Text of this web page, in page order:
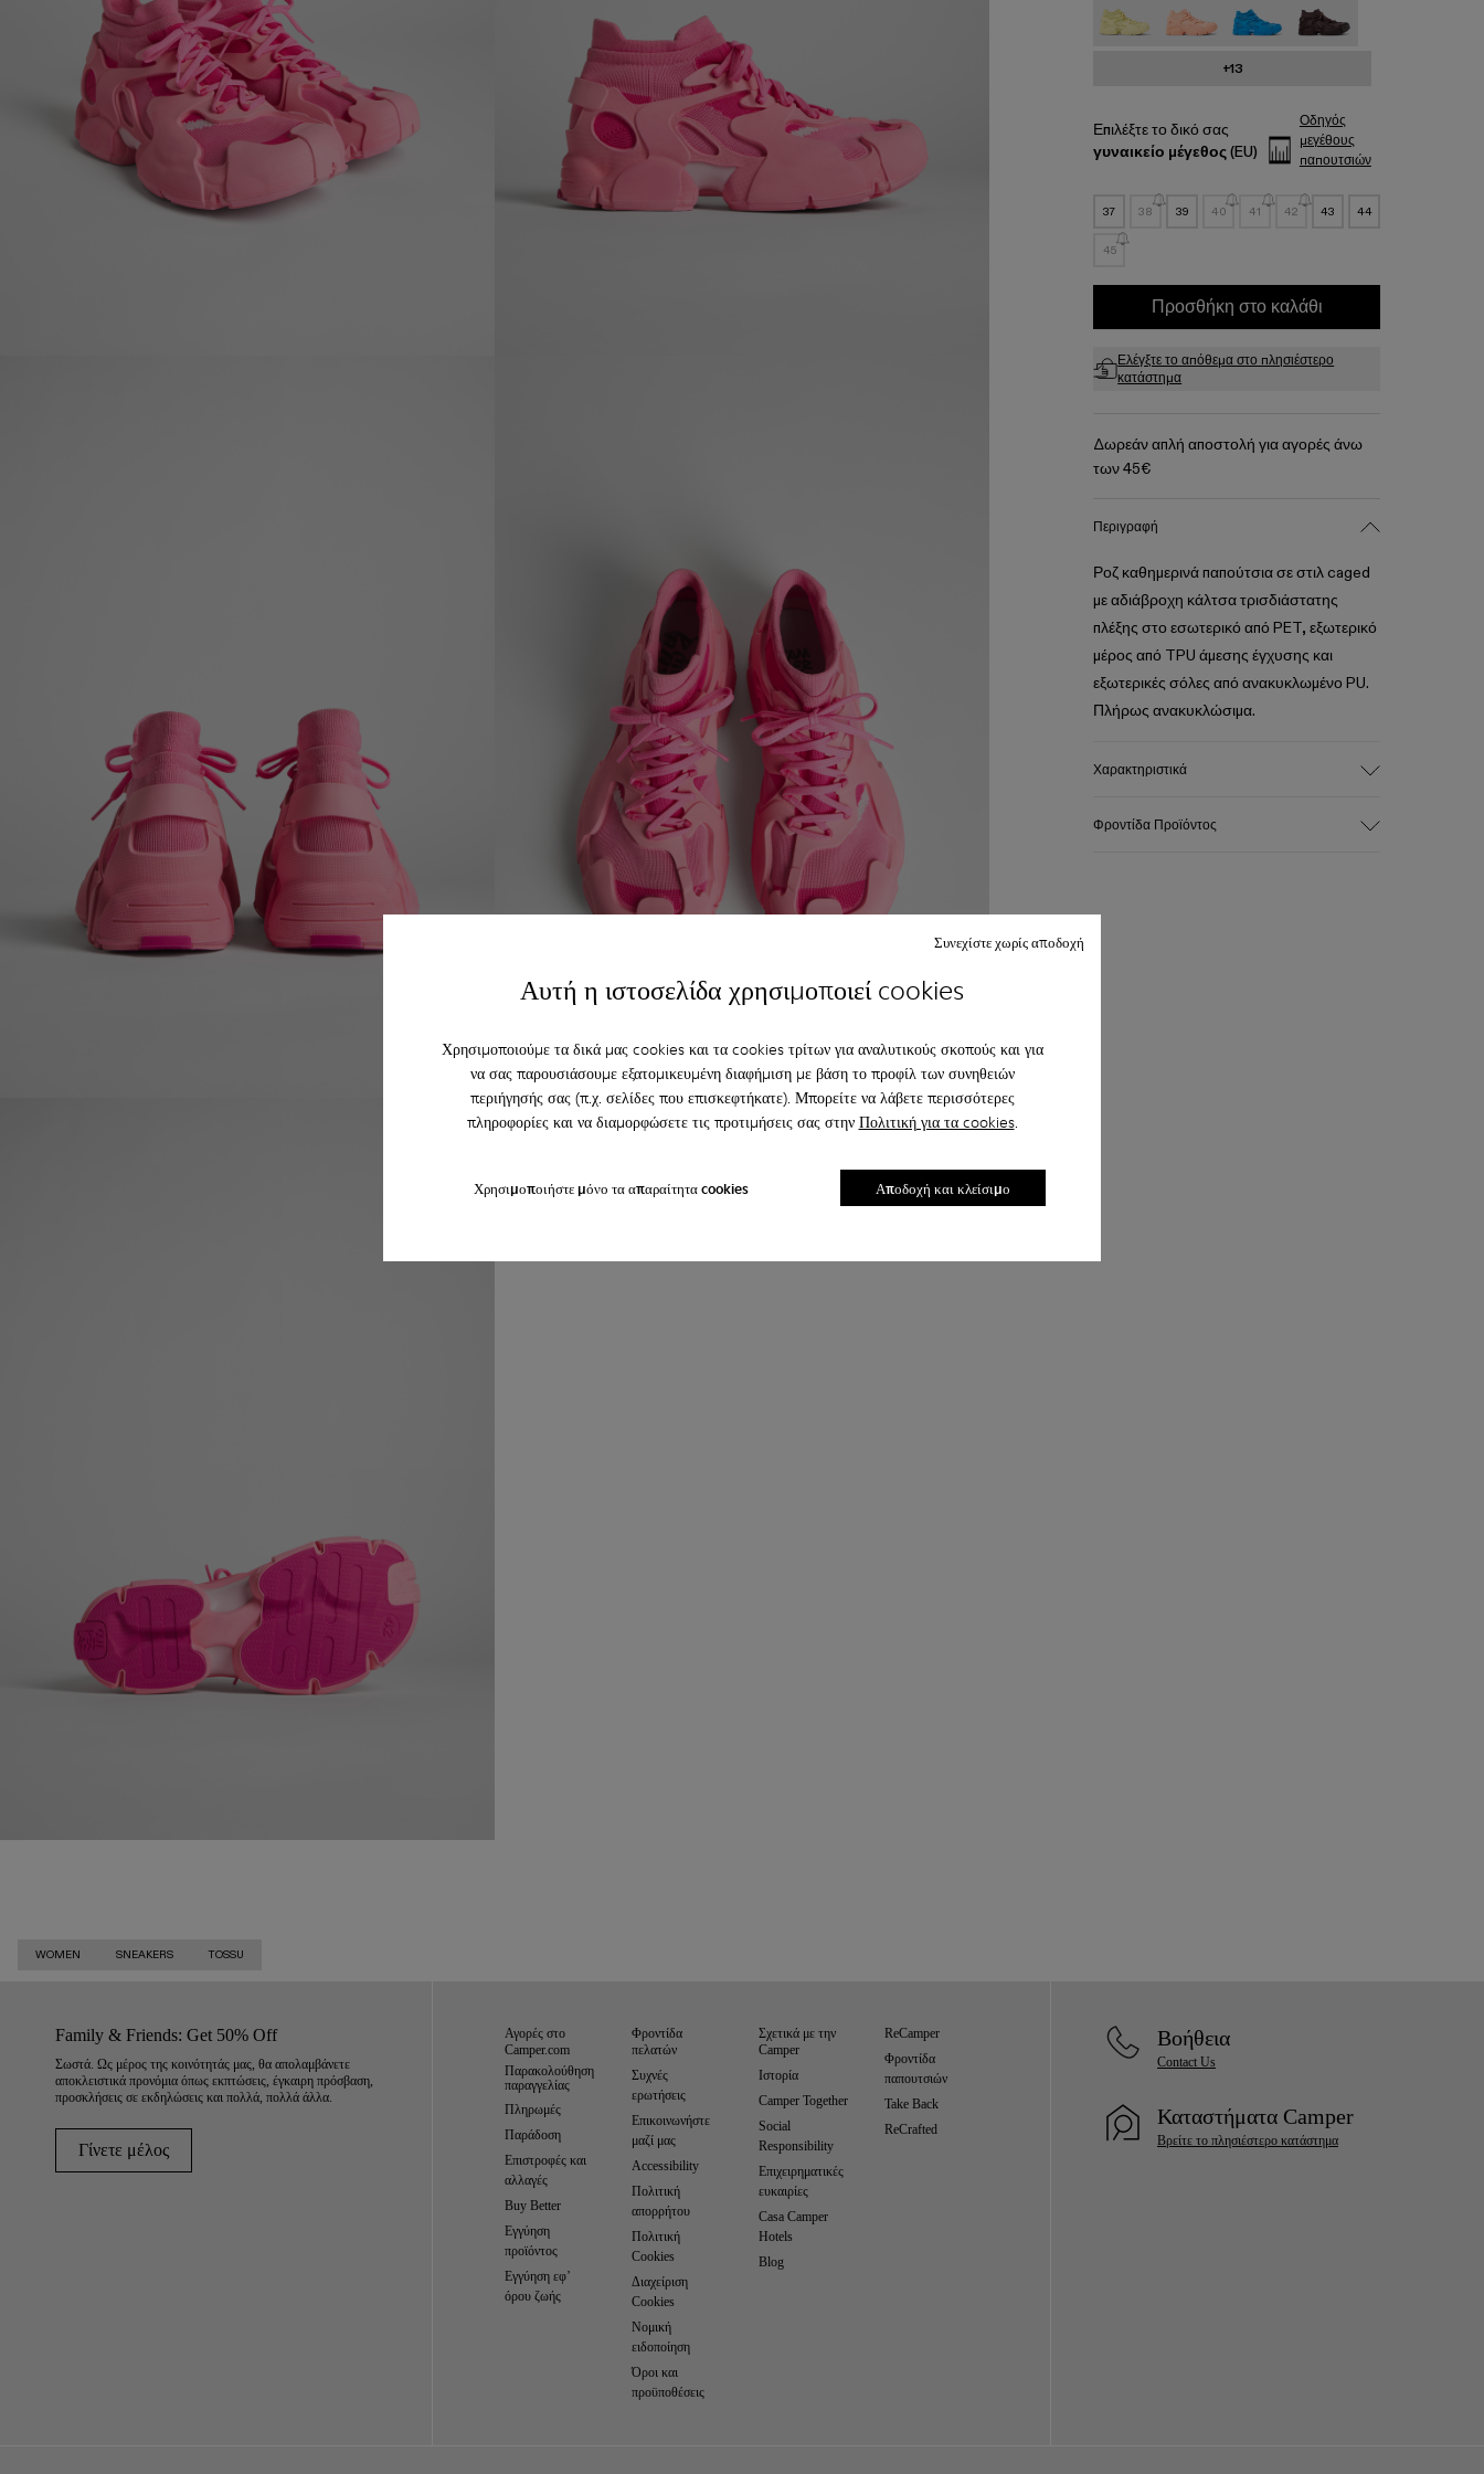
Αυτή η ιστοσελίδα χρησιμοποιεί cookies
Χρησιμοποιούμε τα δικά μας cookies και τα cookies τρίτων για αναλυτικούς σκοπούς και για
να σας παρουσιάσουμε εξατομικευμένη διαφήμιση με βάση το προφίλ των συνηθειών
περιήγησής σας (π.χ. σελίδες που επισκεφτήκατε). Μπορείτε να λάβετε περισσότερες
πληροφορίες και να διαμορφώσετε τις προτιμήσεις σας στην Πολιτική για τα cookies.
Χρησιμοποιήστε μόνο τα απαραίτητα cookies
Συνεχίστε χωρίς αποδοχή
Αποδοχή και κλείσιμο
+13
Επιλέξτε το δικό σας
γυναικείο μέγεθος(EU)
Οδηγός
μεγέθους
παπουτσιών
37 38 39 40 41 42 43 44
45
Προσθήκη στο καλάθι
Ελέγξτε το απόθεμα στο πλησιέστερο
κατάστημα
Δωρεάν απλή αποστολή για αγορές άνω
των 45€
Περιγραφή
Ροζ καθημερινά παπούτσια σε στιλ caged
με αδιάβροχη κάλτσα τρισδιάστατης
πλέξης στο εσωτερικό από PET, εξωτερικό
μέρος από TPU άμεσης έγχυσης και
εξωτερικές σόλες από ανακυκλωμένο PU.
Πλήρως ανακυκλώσιμα.
Χαρακτηριστικά
Ύφασμα / Συνθετικό
Εξωτερική σόλα/Χαρακτηριστικά
Φροντίδα Προϊόντος
Τα παπούτσια μας κατασκευάζονται από
WOMEN SNEAKERS TOSSU
Family & Friends: Get 50% Off
Σωστά. Ως μέρος της κοινότητάς μας, θα απολαμβάνετε
αποκλειστικά προνόμια όπως εκπτώσεις, έγκαιρη πρόσβαση,
προσκλήσεις σε εκδηλώσεις και πολλά, πολλά άλλα.
Γίνετε μέλος
Αγορές στο
Camper.com
Παρακολούθηση
παραγγελίας
Πληρωμές
Παράδοση
Επιστροφές και
αλλαγές
Buy Better
Εγγύηση
προϊόντος
Εγγύηση εφ’
όρου ζωής
Φροντίδα
πελατών
Συχνές
ερωτήσεις
Επικοινωνήστε
μαζί μας
Accessibility
Πολιτική
απορρήτου
Πολιτική
Cookies
Διαχείριση
Cookies
Νομική
ειδοποίηση
Όροι και
προϋποθέσεις
Σχετικά με την
Camper
Ιστορία
Camper Together
Social
Responsibility
Επιχειρηματικές
ευκαιρίες
Casa Camper
Hotels
Blog
ReCamper
Φροντίδα
παπουτσιών
Take Back
ReCrafted
Βοήθεια
Contact Us
Καταστήματα Camper
Βρείτε το πλησιέστερο κατάστημα